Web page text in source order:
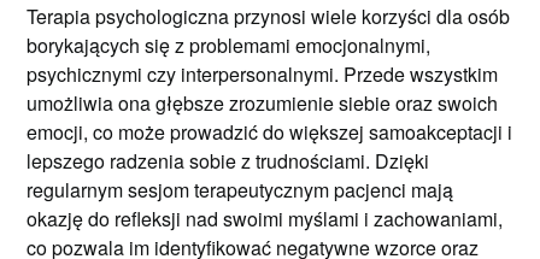
Terapia psychologiczna przynosi wiele korzyści dla osób
borykających się z problemami emocjonalnymi,
psychicznymi czy interpersonalnymi. Przede wszystkim
umożliwia ona głębsze zrozumienie siebie oraz swoich
emocji, co może prowadzić do większej samoakceptacji i
lepszego radzenia sobie z trudnościami. Dzięki
regularnym sesjom terapeutycznym pacjenci mają
okazję do refleksji nad swoimi myślami i zachowaniami,
co pozwala im identyfikować negatywne wzorce oraz